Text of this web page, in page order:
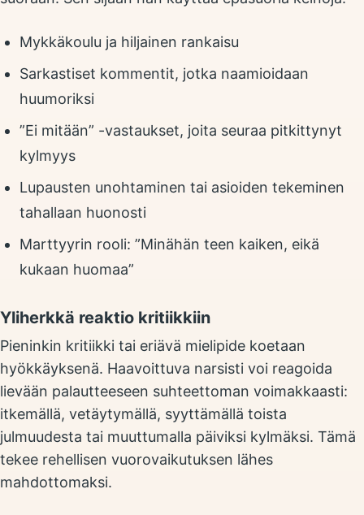
Mykkäkoulu ja hiljainen rankaisu
Sarkastiset kommentit, jotka naamioidaan
huumoriksi
”Ei mitään” -vastaukset, joita seuraa pitkittynyt
kylmyys
Lupausten unohtaminen tai asioiden tekeminen
tahallaan huonosti
Marttyyrin rooli: ”Minähän teen kaiken, eikä
kukaan huomaa”
Yliherkkä reaktio kritiikkiin
Pieninkin kritiikki tai eriävä mielipide koetaan
hyökkäyksenä. Haavoittuva narsisti voi reagoida
lievään palautteeseen suhteettoman voimakkaasti:
itkemällä, vetäytymällä, syyttämällä toista
julmuudesta tai muuttumalla päiviksi kylmäksi. Tämä
tekee rehellisen vuorovaikutuksen lähes
mahdottomaksi.